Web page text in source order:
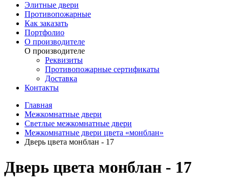
Элитные двери
Противопожарные
Как заказать
Портфолио
О производителе
О производителе
Реквизиты
Противопожарные сертификаты
Доставка
Контакты
Главная
Межкомнатные двери
Светлые межкомнатные двери
Межкомнатные двери цвета «монблан»
Дверь цвета монблан - 17
Дверь цвета монблан - 17